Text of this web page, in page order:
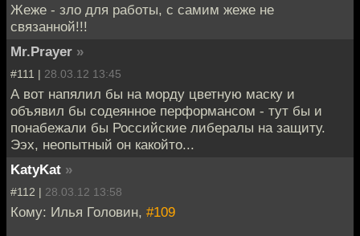
Жеже - зло для работы, с самим жеже не
связанной!!!
Mr.Prayer »
#111 | 28.03.12 13:45
А вот напялил бы на морду цветную маску и
объявил бы содеянное перформансом - тут бы и
понабежали бы Российские либералы на защиту.
Ээх, неопытный он какойто...
KatyKat »
#112 | 28.03.12 13:58
Кому: Илья Головин, #109